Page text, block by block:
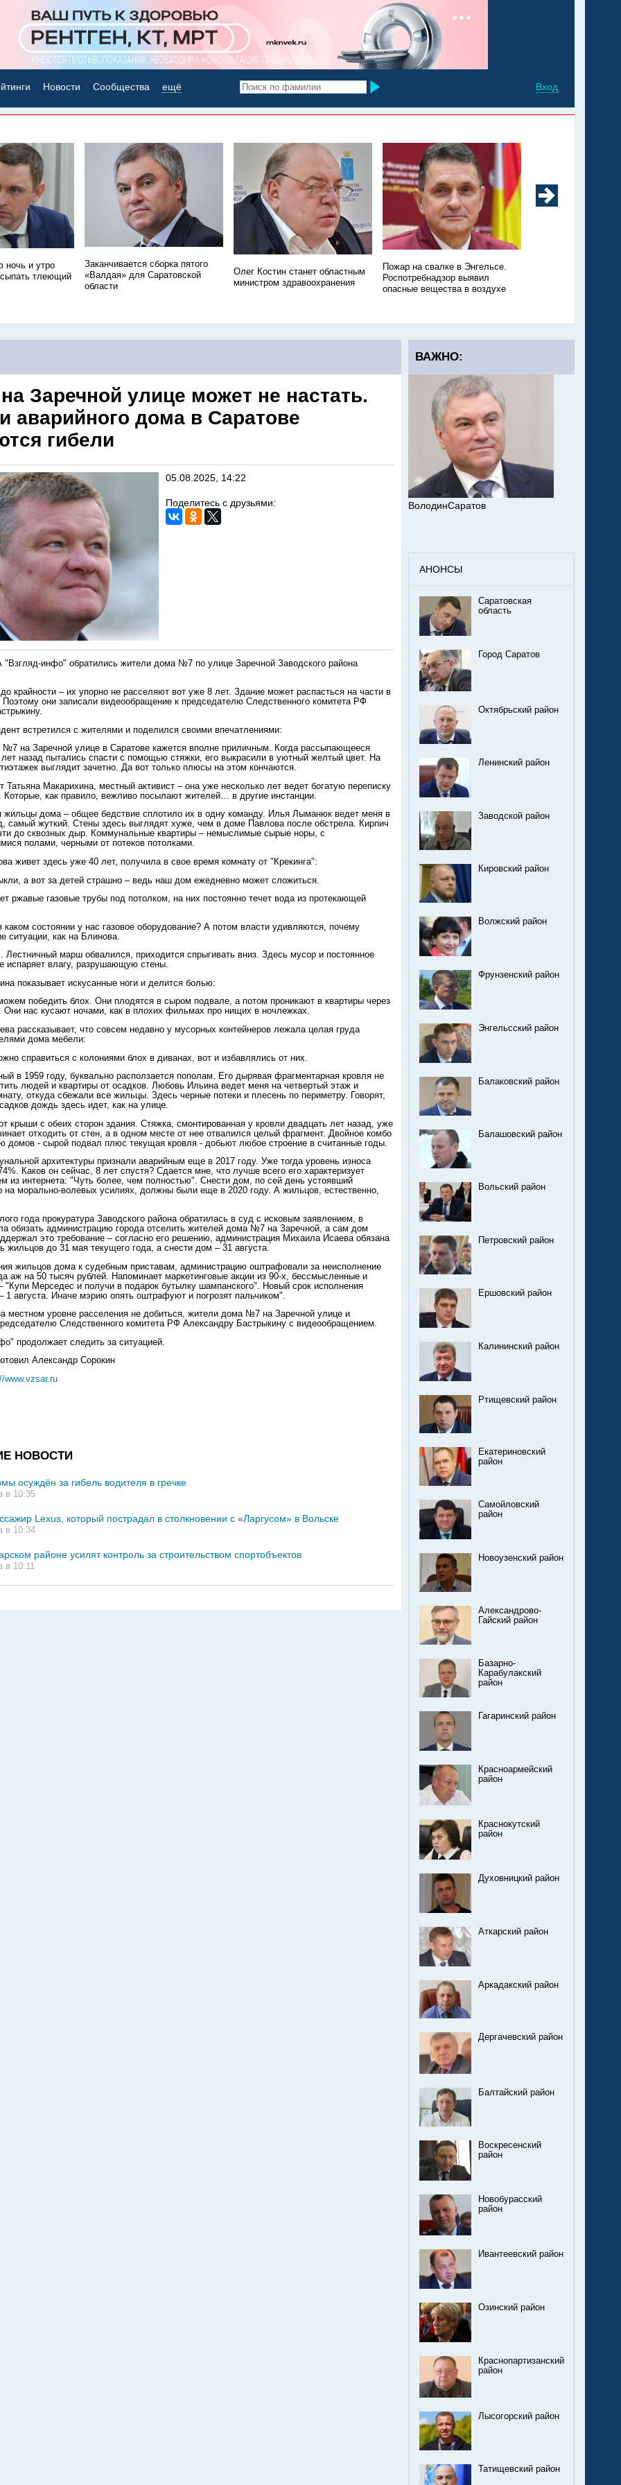
Вход
Новости Сообщества ещё
ночь и утро
тлеющий
Заканчивается сборка пятого
«Валдая» для Саратовской
области
Олег Костин станет областным
министром здравоохранения
Пожар на свалке в Энгельсе.
Роспотребнадзор выявил
опасные вещества в воздухе
Заречной улице может не настать.
аварийного дома в Саратове
гибели
05.08.2025, 14:22
Поделитесь с друзьями:
инфо" обратились жители дома №7 по улице Заречной Заводского района
крайности – их упорно не расселяют вот уже 8 лет. Здание может распасться на части в
они записали видеообращение к председателю Следственного комитета РФ
встретился с жителями и поделился своими впечатлениями:
на Заречной улице в Саратове кажется вполне приличным. Когда рассыпающееся
назад пытались спасти с помощью стяжки, его выкрасили в уютный желтый цвет. На
выглядит зачетно. Да вот только плюсы на этом кончаются.
Татьяна Макарихина, местный активист – она уже несколько лет ведет богатую переписку
Которые, как правило, вежливо посылают жителей… в другие инстанции.
жильцы дома – общее бедствие сплотило их в одну команду. Илья Лыманюк ведет меня в
самый жуткий. Стены здесь выглядят хуже, чем в доме Павлова после обстрела. Кирпич
до сквозных дыр. Коммунальные квартиры – немыслимые сырые норы, с
полами, черными от потеков потолками.
живет здесь уже 40 лет, получила в свое время комнату от "Крекинга":
а вот за детей страшно – ведь наш дом ежедневно может сложиться.
ржавые газовые трубы под потолком, на них постоянно течет вода из протекающей
каком состоянии у нас газовое оборудование? А потом власти удивляются, почему
ситуации, как на Блинова.
Лестничный марш обвалился, приходится спрыгивать вниз. Здесь мусор и постоянное
испаряет влагу, разрушающую стены.
показывает искусанные ноги и делится болью:
победить блох. Они плодятся в сыром подвале, а потом проникают в квартиры через
нас кусают ночами, как в плохих фильмах про нищих в ночлежках.
рассказывает, что совсем недавно у мусорных контейнеров лежала целая груда
дома мебели:
справиться с колониями блох в диванах, вот и избавлялись от них.
в 1959 году, буквально расползается пополам. Его дырявая фрагментарная кровля не
людей и квартиры от осадков. Любовь Ильина ведет меня на четвертый этаж и
откуда сбежали все жильцы. Здесь черные потеки и плесень по периметру. Говорят,
дождь здесь идет, как на улице.
крыши с обеих сторон здания. Стяжка, смонтированная у кровли двадцать лет назад, уже
отходить от стен, а в одном месте от нее отвалился целый фрагмент. Двойное комбо
домов - сырой подвал плюс текущая кровля - добьют любое строение в считанные годы.
архитектуры признали аварийным еще в 2017 году. Уже тогда уровень износа
Каков он сейчас, 8 лет спустя? Сдается мне, что лучше всего его характеризует
из интернета: "Чуть более, чем полностью". Снести дом, по сей день устоявший
на морально-волевых усилиях, должны были еще в 2020 году. А жильцов, естественно,
года прокуратура Заводского района обратилась в суд с исковым заявлением, в
обязать администрацию города отселить жителей дома №7 на Заречной, а сам дом
это требование – согласно его решению, администрация Михаила Исаева обязана
жильцов до 31 мая текущего года, а снести дом – 31 августа.
жильцов дома к судебным приставам, администрацию оштрафовали за неисполнение
аж на 50 тысяч рублей. Напоминает маркетинговые акции из 90-х, бессмысленные и
"Купи Мерседес и получи в подарок бутылку шампанского". Новый срок исполнения
1 августа. Иначе мэрию опять оштрафуют и погрозят пальчиком".
местном уровне расселения не добиться, жители дома №7 на Заречной улице и
Следственного комитета РФ Александру Бастрыкину с видеообращением.
продолжает следить за ситуацией.
Александр Сорокин
www.vzsar.ru
НОВОСТИ
осуждён за гибель водителя в гречке
в 10:35
Lexus, который пострадал в столкновении с «Ларгусом» в Вольске
в 10:34
районе усилят контроль за строительством спортобъектов
в 10:11
ВАЖНО:
ВолодинСаратов
АНОНСЫ
Саратовская
область
Город Саратов
Октябрьский район
Ленинский район
Заводской район
Кировский район
Волжский район
Фрунзенский район
Энгельсский район
Балаковский район
Балашовский район
Вольский район
Петровский район
Ершовский район
Калининский район
Ртищевский район
Екатериновский
район
Самойловский
район
Новоузенский район
Александрово-
Гайский район
Базарно-
Карабулакский
район
Гагаринский район
Красноармейский
район
Краснокутский
район
Духовницкий район
Аткарский район
Аркадакский район
Дергачевский район
Балтайский район
Воскресенский
район
Новобурасский
район
Ивантеевский район
Озинский район
Краснопартизанский
район
Лысогорский район
Татищевский район